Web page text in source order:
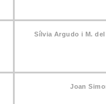
Sílvia Argudo i M.
Joan